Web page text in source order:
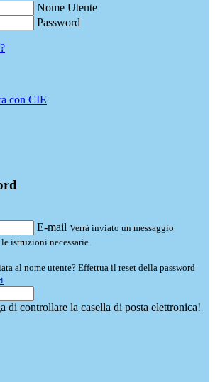
Nome Utente
Password
con CIE
E-mail Verrà inviato un messaggio
istruzioni necessarie.
al nome utente? Effettua il reset della password
di controllare la casella di posta elettronica!